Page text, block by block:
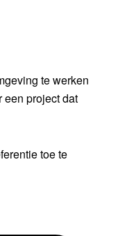
te werken
een project dat
toe te